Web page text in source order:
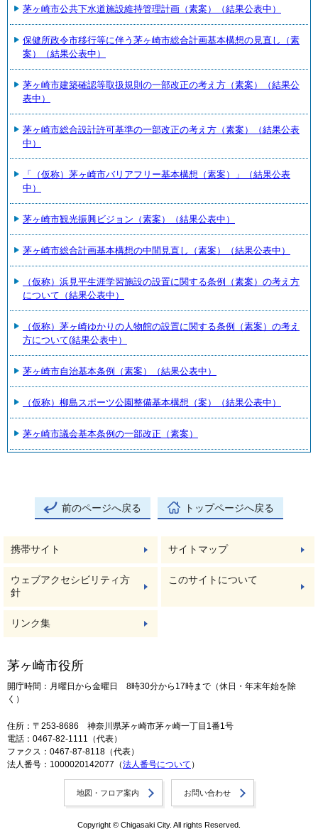
茅ヶ崎市公共下水道施設維持管理計画（素案）（結果公表中）
保健所政令市移行等に伴う茅ヶ崎市総合計画基本構想の見直し（素
案）（結果公表中）
茅ヶ崎市建築確認等取扱規則の一部改正の考え方（素案）（結果公
表中）
茅ヶ崎市総合設計許可基準の一部改正の考え方（素案）（結果公表
中）
「（仮称）茅ヶ崎市バリアフリー基本構想（素案）」（結果公表
中）
茅ヶ崎市観光振興ビジョン（素案）（結果公表中）
茅ヶ崎市総合計画基本構想の中間見直し（素案）（結果公表中）
（仮称）浜見平生涯学習施設の設置に関する条例（素案）の考え方
について（結果公表中）
（仮称）茅ヶ崎ゆかりの人物館の設置に関する条例（素案）の考え
方について(結果公表中）
茅ヶ崎市自治基本条例（素案）（結果公表中）
（仮称）柳島スポーツ公園整備基本構想（案）（結果公表中）
茅ヶ崎市議会基本条例の一部改正（素案）
前のページへ戻る トップページへ戻る
携帯サイト サイトマップ
ウェブアクセシビリティ方
針
このサイトについて
リンク集
茅ヶ崎市役所
開庁時間：月曜日から金曜日 8時30分から17時まで（休日・年末年始を除
く）
住所：〒253-8686 神奈川県茅ヶ崎市茅ヶ崎一丁目1番1号
電話：0467-82-1111（代表）
ファクス：0467-87-8118（代表）
法人番号：1000020142077（法人番号について ）
地図・フロア案内 お問い合わせ
Copyright © Chigasaki City. All rights Reserved.